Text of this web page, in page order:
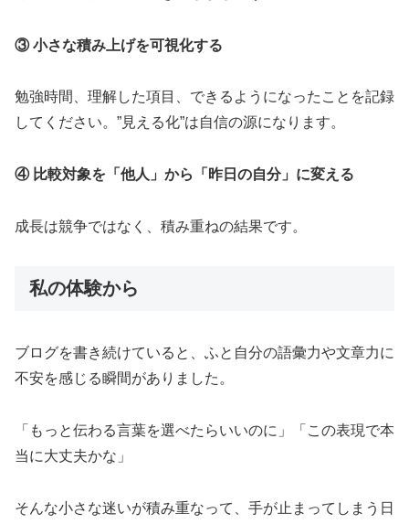
③ 小さな積み上げを可視化する
勉強時間、理解した項目、できるようになったことを記録
してください。”見える化”は自信の源になります。
④ 比較対象を「他人」から「昨日の自分」に変える
成長は競争ではなく、積み重ねの結果です。
私の体験から
ブログを書き続けていると、ふと自分の語彙力や文章力に
不安を感じる瞬間がありました。
「もっと伝わる言葉を選べたらいいのに」「この表現で本
当に大丈夫かな」
そんな小さな迷いが積み重なって、手が止まってしまう日